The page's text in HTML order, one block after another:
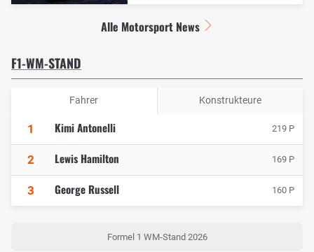
Alle Motorsport News
F1-WM-STAND
Fahrer Konstrukteure
1 Kimi Antonelli 219 P
2 Lewis Hamilton 169 P
3 George Russell 160 P
Formel 1 WM-Stand 2026